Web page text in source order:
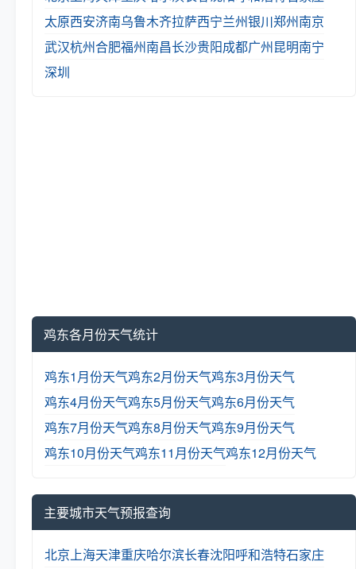
太原西安济南乌鲁木齐拉萨西宁兰州银川郑州南京
武汉杭州合肥福州南昌长沙贵阳成都广州昆明南宁
深圳
鸡东各月份天气统计
鸡东1月份天气鸡东2月份天气鸡东3月份天气
鸡东4月份天气鸡东5月份天气鸡东6月份天气
鸡东7月份天气鸡东8月份天气鸡东9月份天气
鸡东10月份天气鸡东11月份天气鸡东12月份天气
主要城市天气预报查询
北京 上海天津重庆哈尔滨长春沈阳呼和浩特石家庄